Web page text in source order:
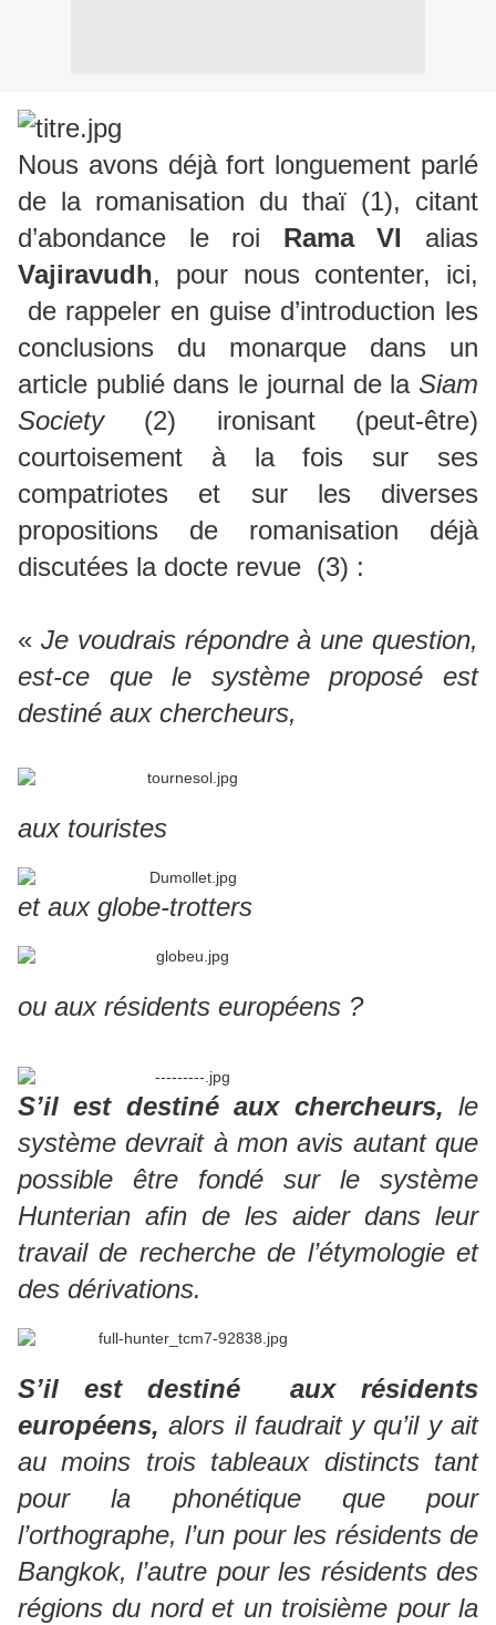
Nous avons déjà fort longuement parlé
de la romanisation du thaï (1), citant
d’abondance le roi Rama VI alias
Vajiravudh, pour nous contenter, ici,
de rappeler en guise d’introduction les
conclusions du monarque dans un
article publié dans le journal de la Siam
Society(2) ironisant (peut-être)
courtoisement à la fois sur ses
compatriotes et sur les diverses
propositions de romanisation déjà
discutées la docte revue (3) :
« Je voudrais répondre à une question,
est-ce que le système proposé est
destiné aux chercheurs,
aux touristes
et aux globe-trotters
ou aux résidents européens ?
S’il est destiné aux chercheurs, le
système devrait à mon avis autant que
possible être fondé sur le système
Hunterian afin de les aider dans leur
travail de recherche de l’étymologie et
des dérivations.
S’il est destiné aux résidents
européens, alors il faudrait y qu’il y ait
au moins trois tableaux distincts tant
pour la phonétique que pour
l’orthographe, l’un pour les résidents de
Bangkok, l’autre pour les résidents des
régions du nord et un troisième pour la